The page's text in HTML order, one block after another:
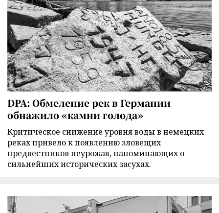
DPA: Обмеление рек в Германии
обнажило «камни голода»
Критическое снижение уровня воды в немецких
реках привело к появлению зловещих
предвестников неурожая, напоминающих о
сильнейших исторических засухах.